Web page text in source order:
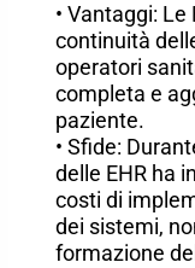
• Vantaggi:
continuità
operatori
completa e
paziente.
• Sfide:
delle EHR ha
costi di
dei sistemi,
formazione